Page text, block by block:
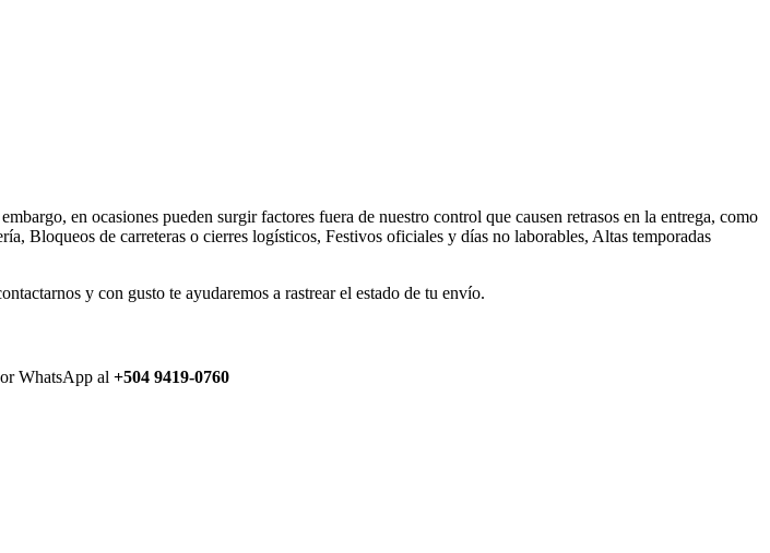
en ocasiones pueden surgir factores fuera de nuestro control que causen retrasos en la entrega, como
Bloqueos de carreteras o cierres logísticos, Festivos oficiales y días no laborables, Altas temporadas
y con gusto te ayudaremos a rastrear el estado de tu envío.
WhatsApp al +504 9419-0760